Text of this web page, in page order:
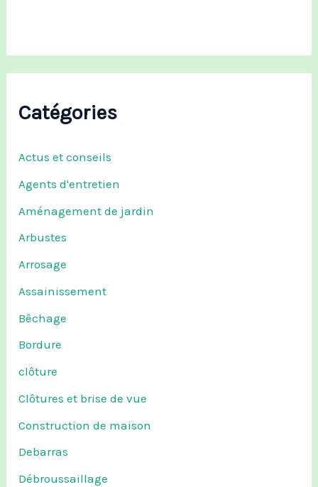
Catégories
Actus et conseils
Agents d'entretien
Aménagement de jardin
Arbustes
Arrosage
Assainissement
Bêchage
Bordure
clôture
Clôtures et brise de vue
Construction de maison
Debarras
Débroussaillage